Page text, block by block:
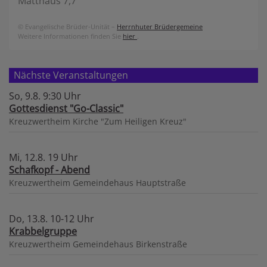
© Evangelische Brüder-Unität – Herrnhuter Brüdergemeine
Weitere Informationen finden Sie hier
Nächste Veranstaltungen
So, 9.8. 9:30 Uhr
Gottesdienst "Go-Classic"
Kreuzwertheim Kirche "Zum Heiligen Kreuz"
Mi, 12.8. 19 Uhr
Schafkopf - Abend
Kreuzwertheim Gemeindehaus Hauptstraße
Do, 13.8. 10-12 Uhr
Krabbelgruppe
Kreuzwertheim Gemeindehaus Birkenstraße